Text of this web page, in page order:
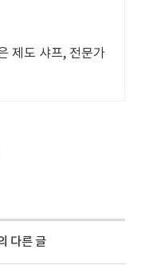
제도 샤프, 전문가
다른 글